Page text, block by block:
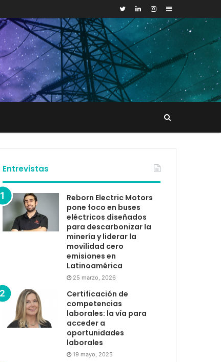
Sidebar
Entrevistas
Reborn Electric Motors
pone foco en buses
eléctricos diseñados
para descarbonizar la
minería y liderar la
movilidad cero
emisiones en
Latinoamérica
25 marzo, 2026
Certificación de
competencias
laborales: la vía para
acceder a
oportunidades
laborales
19 mayo, 2025